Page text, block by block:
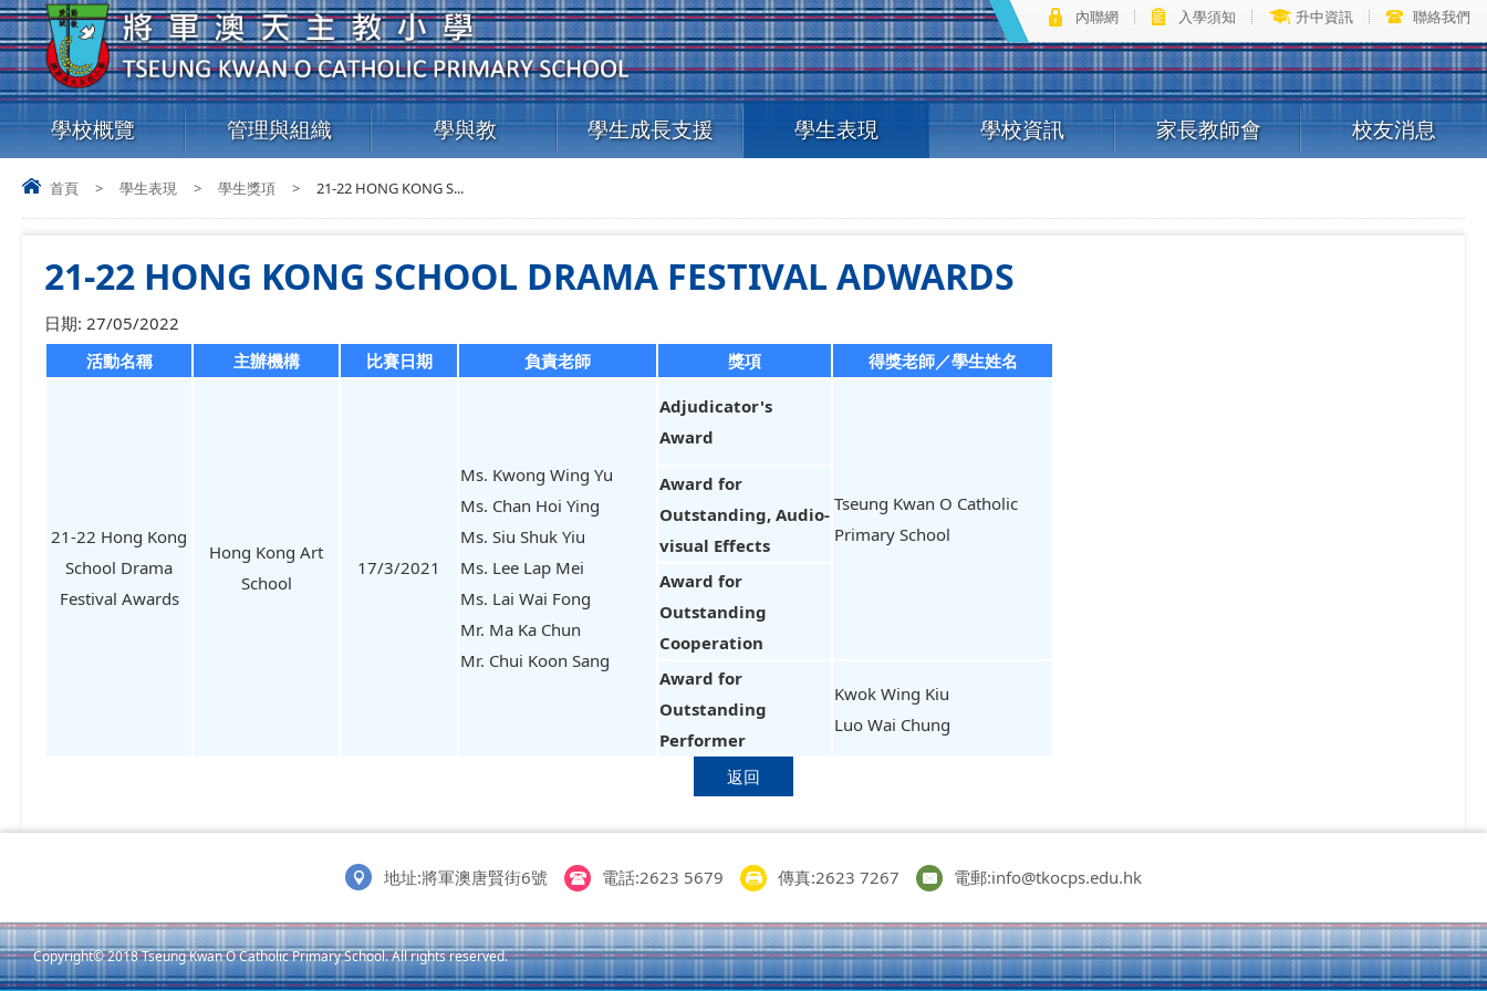
內聯網 入學須知 升中資訊 聯絡我們
學校概覽 管理與組織 學與教 學生成長支援 學生表現 學校資訊 家長教師會 校友消息
首頁 > 學生表現 > 學生獎項 > 21-22 HONG KONG S...
21-22 HONG KONG SCHOOL DRAMA FESTIVAL ADWARDS
日期: 27/05/2022
活動名稱
主辦機構 比賽日期 負責老師 獎項 得獎老師／學生姓名
21-22 Hong Kong
School Drama
Festival Awards
Hong Kong Art
School
17/3/2021
Ms. Kwong Wing Yu
Ms. Chan Hoi Ying
Ms. Siu Shuk Yiu
Ms. Lee Lap Mei
Ms. Lai Wai Fong
Mr. Ma Ka Chun
Mr. Chui Koon Sang
Adjudicator's
Award
Tseung Kwan O Catholic
Primary School
Award for
Outstanding, Audio-
visual Effects
Award for
Outstanding
Cooperation
Award for
Outstanding
Performer
Kwok Wing Kiu
Luo Wai Chung
返回
地址:將軍澳唐賢街6號 電話:2623 5679 傳真:2623 7267 電郵:info@tkocps.edu.hk
Copyright© 2018 Tseung Kwan O Catholic Primary School. All rights reserved.